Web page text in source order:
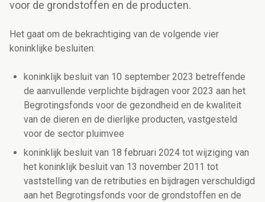
voor de grondstoffen en de producten.
Het gaat om de bekrachtiging van de volgende vier
koninklijke besluiten:
koninklijk besluit van 10 september 2023 betreffende
de aanvullende verplichte bijdragen voor 2023 aan het
Begrotingsfonds voor de gezondheid en de kwaliteit
van de dieren en de dierlijke producten, vastgesteld
voor de sector pluimvee
koninklijk besluit van 18 februari 2024 tot wijziging van
het koninklijk besluit van 13 november 2011 tot
vaststelling van de retributies en bijdragen verschuldigd
aan het Begrotingsfonds voor de grondstoffen en de